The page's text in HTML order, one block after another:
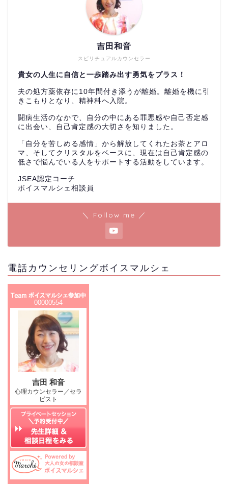
スピリチュアルカウンセラー
吉田和音
貴女の人生に自信と一歩踏み出す勇気をプラス！
夫の処方薬依存に10年間付き添うが離婚。離婚を機に引
きこもりとなり、精神科へ入院。
闘病生活のなかで、自分の中にある罪悪感や自己否定感
に出会い、自己肯定感の大切さを知りました。
「自分を苦しめる感情」から解放してくれたお茶とアロ
マ、そしてクリスタルをベースに、現在は自己肯定感の
低さで悩んでいる人をサポートする活動をしています。
JSEA認定コーチ
ボイスマルシェ相談員
＼ Follow me ／
電話カウンセリングボイスマルシェ